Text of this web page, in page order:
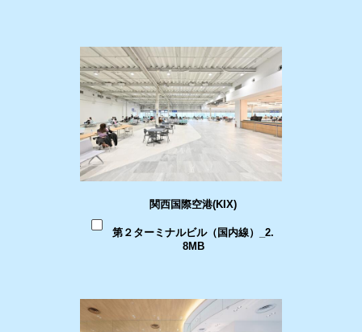
関西国際空港(KIX)
第２ターミナルビル（国内線）_2.
8MB